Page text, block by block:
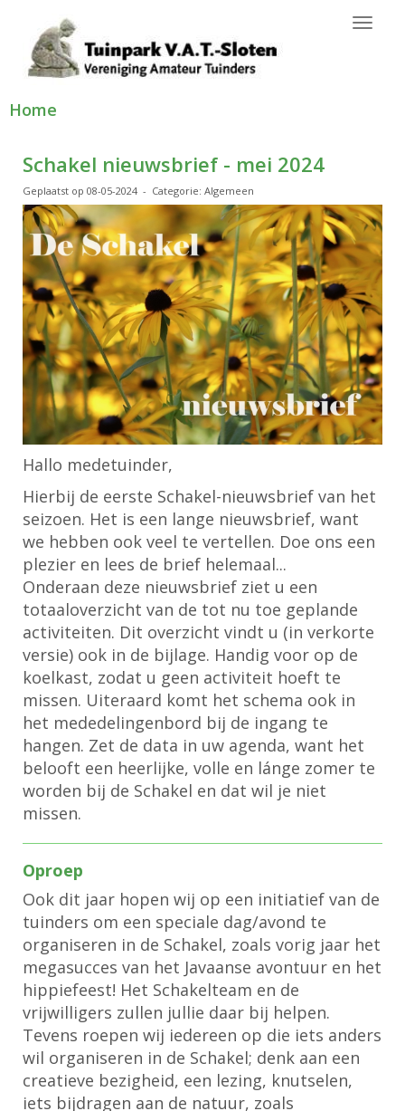
Home
Schakel nieuwsbrief - mei 2024
Geplaatst op 08-05-2024 - Categorie: Algemeen
Hallo medetuinder,
Hierbij de eerste Schakel-nieuwsbrief van het
seizoen. Het is een lange nieuwsbrief, want
we hebben ook veel te vertellen. Doe ons een
plezier en lees de brief helemaal...
Onderaan deze nieuwsbrief ziet u een
totaaloverzicht van de tot nu toe geplande
activiteiten. Dit overzicht vindt u (in verkorte
versie) ook in de bijlage. Handig voor op de
koelkast, zodat u geen activiteit hoeft te
missen. Uiteraard komt het schema ook in
het mededelingenbord bij de ingang te
hangen. Zet de data in uw agenda, want het
belooft een heerlijke, volle en lánge zomer te
worden bij de Schakel en dat wil je niet
missen.
Oproep
Ook dit jaar hopen wij op een initiatief van de
tuinders om een speciale dag/avond te
organiseren in de Schakel, zoals vorig jaar het
megasucces van het Javaanse avontuur en het
hippiefeest! Het Schakelteam en de
vrijwilligers zullen jullie daar bij helpen.
Tevens roepen wij iedereen op die iets anders
wil organiseren in de Schakel; denk aan een
creatieve bezigheid, een lezing, knutselen,
iets bijdragen aan de natuur, zoals